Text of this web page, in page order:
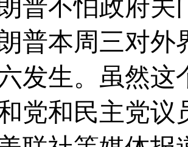
不怕政府关
本周三对外
发生。虽然这
党和民主党